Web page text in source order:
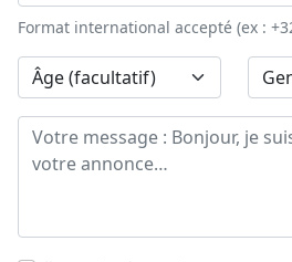
Format international accepté (ex :